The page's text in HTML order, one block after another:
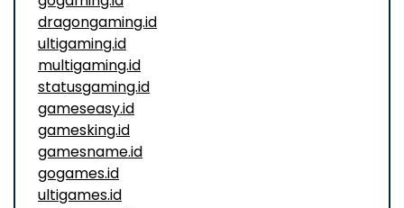
dragongaming.id
ultigaming.id
multigaming.id
statusgaming.id
gameseasy.id
gamesking.id
gamesname.id
gogames.id
ultigames.id